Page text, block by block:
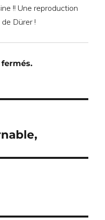
!! Une reproduction
Dürer !